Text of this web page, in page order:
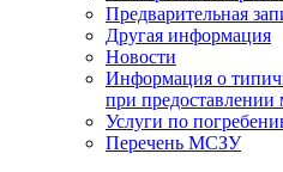
Предварительная
Другая информация
Новости
Информация о
при
Услуги по
Перечень МСЗУ